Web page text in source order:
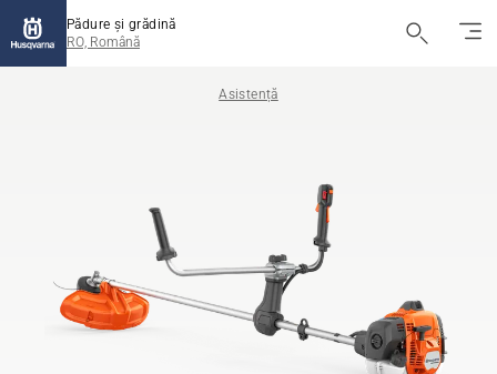
Pădure și grădină
RO, Română
Asistență